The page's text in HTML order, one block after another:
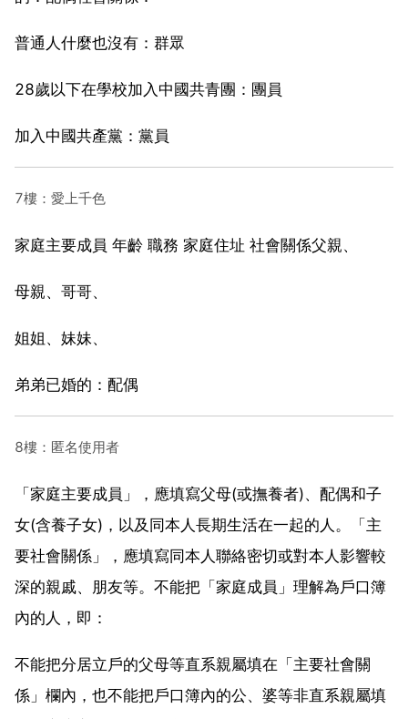
普通人什麼也沒有：群眾
28歲以下在學校加入中國共青團：團員
加入中國共產黨：黨員
7樓：愛上千色
家庭主要成員 年齡 職務 家庭住址 社會關係父親、
母親、哥哥、
姐姐、妹妹、
弟弟已婚的：配偶
8樓：匿名使用者
「家庭主要成員」，應填寫父母(或撫養者)、配偶和子
女(含養子女)，以及同本人長期生活在一起的人。「主
要社會關係」，應填寫同本人聯絡密切或對本人影響較
深的親戚、朋友等。不能把「家庭成員」理解為戶口簿
內的人，即：
不能把分居立戶的父母等直系親屬填在「主要社會關
係」欄內，也不能把戶口簿內的公、婆等非直系親屬填